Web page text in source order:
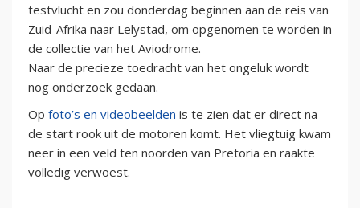
testvlucht en zou donderdag beginnen aan de reis van
Zuid-Afrika naar Lelystad, om opgenomen te worden in
de collectie van het Aviodrome.
Naar de precieze toedracht van het ongeluk wordt
nog onderzoek gedaan.
Op foto’s en videobeelden is te zien dat er direct na
de start rook uit de motoren komt. Het vliegtuig kwam
neer in een veld ten noorden van Pretoria en raakte
volledig verwoest.